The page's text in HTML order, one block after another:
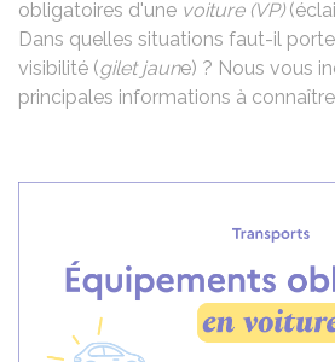
obligatoires d'une voiture (VP)
Dans quelles situations faut-il
visibilité (gilet jaune) ? Nous vous
principales informations à